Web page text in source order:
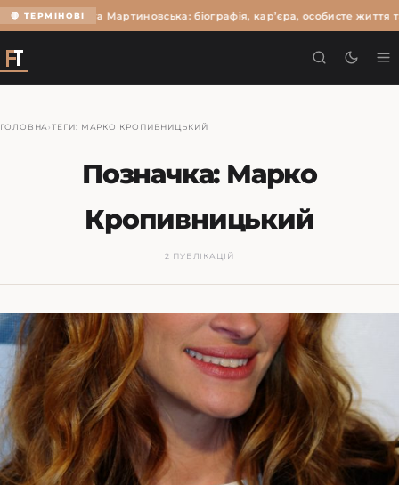
🔴 ТЕРМІНОВІОльга Мартиновська: біографія, кар’єра, особисте життя
ГОЛОВНА ›ТЕГИ: МАРКО КРОПИВНИЦЬКИЙ
Позначка: Марко
Кропивницький
2 ПУБЛІКАЦІЙ